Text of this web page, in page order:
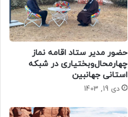
حضور مدیر ستاد اقامه نماز
چهارمحال‌وبختیاری در شبکه
استانی جهانبین
دی 19, 1403